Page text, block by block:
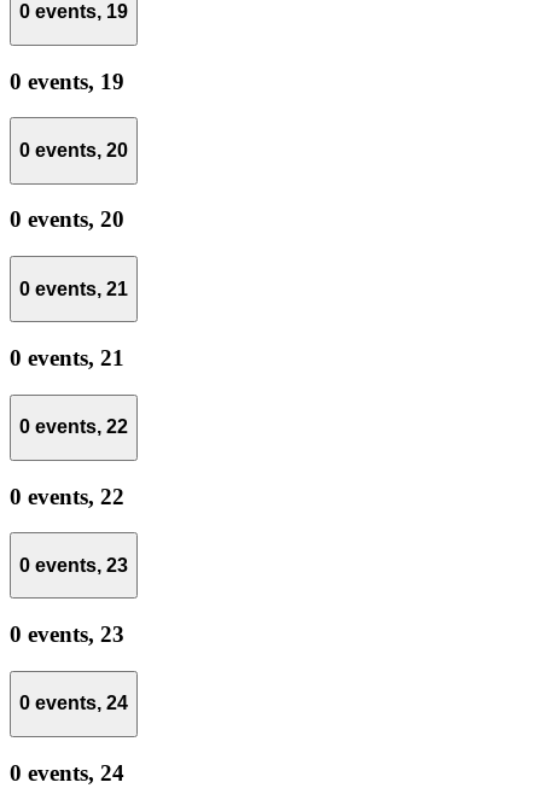
0 events, 19
0 events, 19
0 events, 20
0 events, 20
0 events, 21
0 events, 21
0 events, 22
0 events, 22
0 events, 23
0 events, 23
0 events, 24
0 events, 24